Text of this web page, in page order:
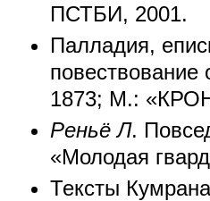
ПСТБИ, 2001.
Палладия,
1873; М.:
Реньё Л.
«Молодая
Тексты